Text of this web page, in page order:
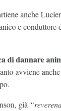
anche
e conduttore
di dannare
avviene
già